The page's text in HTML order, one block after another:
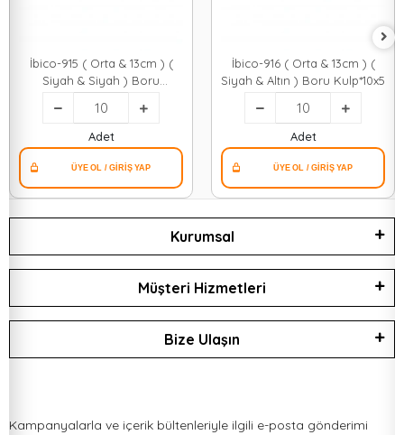
İbico-915 ( Orta & 13cm ) (
Siyah & Siyah ) Boru
Kulp*10x5
Adet
İbico-916 ( Orta & 13cm ) (
Siyah & Altın ) Boru Kulp*10x5
Adet
Kurumsal
Müşteri Hizmetleri
Bize Ulaşın
Kampanyalarla ve içerik bültenleriyle ilgili e-posta gönderimi